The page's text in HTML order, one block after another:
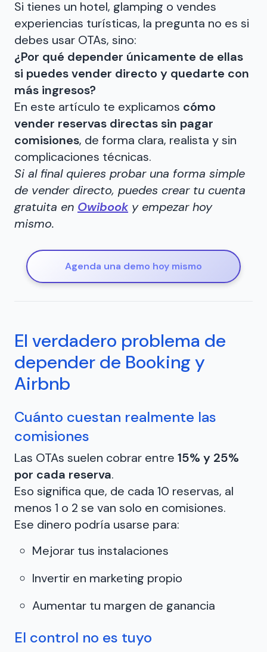
Si tienes un hotel, glamping o vendes
experiencias turísticas, la pregunta no es si
debes usar OTAs, sino:
¿Por qué depender únicamente de ellas
si puedes vender directo y quedarte con
más ingresos?
En este artículo te explicamos cómo
vender reservas directas sin pagar
comisiones, de forma clara, realista y sin
complicaciones técnicas.
Si al final quieres probar una forma simple
de vender directo, puedes crear tu cuenta
gratuita en Owibook y empezar hoy
mismo.
Agenda una demo hoy mismo
El verdadero problema de
depender de Booking y
Airbnb
Cuánto cuestan realmente las
comisiones
Las OTAs suelen cobrar entre 15% y 25%
por cada reserva.
Eso significa que, de cada 10 reservas, al
menos 1 o 2 se van solo en comisiones.
Ese dinero podría usarse para:
Mejorar tus instalaciones
Invertir en marketing propio
Aumentar tu margen de ganancia
El control no es tuyo